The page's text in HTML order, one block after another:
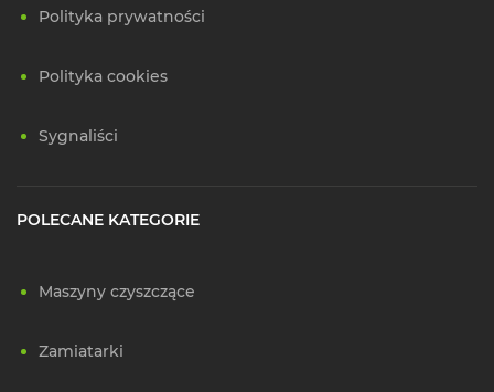
Polityka prywatności
Polityka cookies
Sygnaliści
POLECANE KATEGORIE
Maszyny czyszczące
Zamiatarki